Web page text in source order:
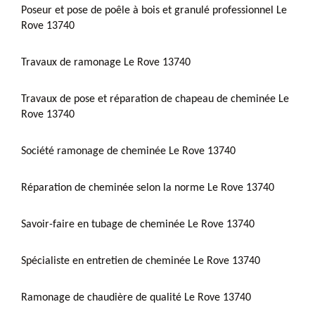
Poseur et pose de poêle à bois et granulé professionnel Le
Rove 13740
Travaux de ramonage Le Rove 13740
Travaux de pose et réparation de chapeau de cheminée Le
Rove 13740
Société ramonage de cheminée Le Rove 13740
Réparation de cheminée selon la norme Le Rove 13740
Savoir-faire en tubage de cheminée Le Rove 13740
Spécialiste en entretien de cheminée Le Rove 13740
Ramonage de chaudière de qualité Le Rove 13740